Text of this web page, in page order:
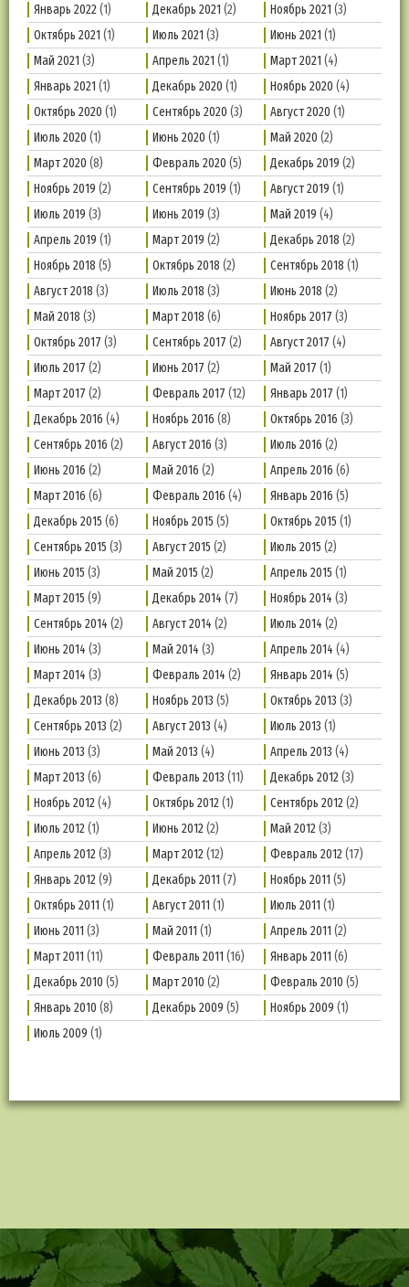
Январь 2022(1) Декабрь 2021 (2) Ноябрь 2021 (3)
Октябрь 2021 (1) Июль 2021 (3) Июнь 2021 (1)
Май 2021 (3) Апрель 2021 (1) Март 2021 (4)
Январь 2021 (1) Декабрь 2020 (1) Ноябрь 2020 (4)
Октябрь 2020 (1) Сентябрь 2020 (3) Август 2020 (1)
Июль 2020 (1) Июнь 2020 (1) Май 2020 (2)
Март 2020 (8) Февраль 2020 (5) Декабрь 2019 (2)
Ноябрь 2019 (2) Сентябрь 2019 (1) Август 2019 (1)
Июль 2019 (3) Июнь 2019 (3) Май 2019 (4)
Апрель 2019 (1) Март 2019 (2) Декабрь 2018 (2)
Ноябрь 2018 (5) Октябрь 2018 (2) Сентябрь 2018 (1)
Август 2018 (3) Июль 2018 (3) Июнь 2018 (2)
Май 2018 (3) Март 2018 (6) Ноябрь 2017 (3)
Октябрь 2017 (3) Сентябрь 2017 (2) Август 2017 (4)
Июль 2017 (2) Июнь 2017 (2) Май 2017 (1)
Март 2017 (2) Февраль 2017 (12) Январь 2017 (1)
Декабрь 2016 (4) Ноябрь 2016 (8) Октябрь 2016 (3)
Сентябрь 2016 (2) Август 2016 (3) Июль 2016 (2)
Июнь 2016 (2) Май 2016 (2) Апрель 2016 (6)
Март 2016 (6) Февраль 2016 (4) Январь 2016 (5)
Декабрь 2015 (6) Ноябрь 2015 (5) Октябрь 2015 (1)
Сентябрь 2015 (3) Август 2015 (2) Июль 2015 (2)
Июнь 2015 (3) Май 2015 (2) Апрель 2015 (1)
Март 2015 (9) Декабрь 2014 (7) Ноябрь 2014 (3)
Сентябрь 2014 (2) Август 2014 (2) Июль 2014 (2)
Июнь 2014 (3) Май 2014 (3) Апрель 2014 (4)
Март 2014 (3) Февраль 2014 (2) Январь 2014 (5)
Декабрь 2013 (8) Ноябрь 2013 (5) Октябрь 2013 (3)
Сентябрь 2013 (2) Август 2013 (4) Июль 2013 (1)
Июнь 2013 (3) Май 2013 (4) Апрель 2013 (4)
Март 2013 (6) Февраль 2013 (11) Декабрь 2012(3)
Ноябрь 2012(4) Октябрь 2012(1) Сентябрь 2012(2)
Июль 2012(1) Июнь 2012(2) Май 2012(3)
Апрель 2012(3) Март 2012(12) Февраль 2012(17)
Январь 2012(9) Декабрь 2011 (7) Ноябрь 2011 (5)
Октябрь 2011 (1) Август 2011 (1) Июль 2011 (1)
Июнь 2011 (3) Май 2011 (1) Апрель 2011 (2)
Март 2011 (11) Февраль 2011 (16) Январь 2011 (6)
Декабрь 2010 (5) Март 2010 (2) Февраль 2010 (5)
Январь 2010 (8) Декабрь 2009 (5) Ноябрь 2009 (1)
Июль 2009 (1)